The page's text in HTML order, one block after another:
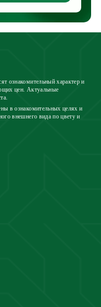
ознакомительный характер и
цен. Актуальные
в ознакомительных целях и
внешнего вида по цвету и